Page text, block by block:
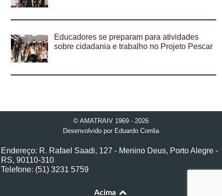
Educadores se preparam para atividades
sobre cidadania e trabalho no Projeto Pescar
© AMATRAIV 1969 - 2026
Desenvolvido por Eduardo Corrêa
Endereço: R. Rafael Saadi, 127 - Menino Deus, Porto Alegre -
RS, 90110-310
Telefone: (51) 3231 5759
Acima